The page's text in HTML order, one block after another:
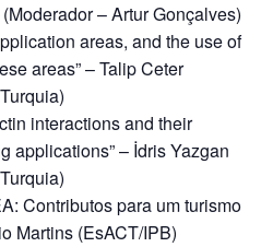
– Artur Gonçalves)
areas, and the use of
areas” – Talip Ceter
interactions and their
applications” – İdris Yazgan
Contributos para um turismo
Martins (EsACT/IPB)